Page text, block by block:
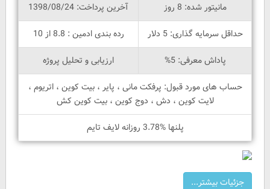
مانیتور شده: 8 روز
آخرین پرداخت: 1398/08/24
حداقل سرمایه گذاری: 5 دلار
رده بندی ادمین : 8.8 از 10
پاداش معرفی: 5%
ارزیابی و تحلیل پروژه
حساب های مورد قبول: پرفکت مانی ، پایر ، بیت کوین ، اتریوم ،
لایت کوین ، دش ، دوج کوین ، بیت کوین کش
پلنها %3.78 روزانه لایف تایم